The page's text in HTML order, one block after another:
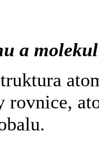
a molekul
rovnice,